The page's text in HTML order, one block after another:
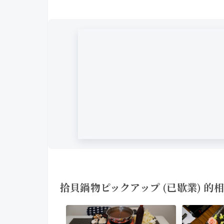
拾貝鍋物ピックアップ (已歇業) 的